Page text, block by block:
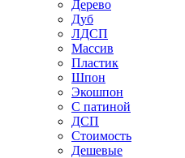
Дерево
Дуб
ЛДСП
Массив
Пластик
Шпон
Экошпон
С патиной
ДСП
Стоимость
Дешевые